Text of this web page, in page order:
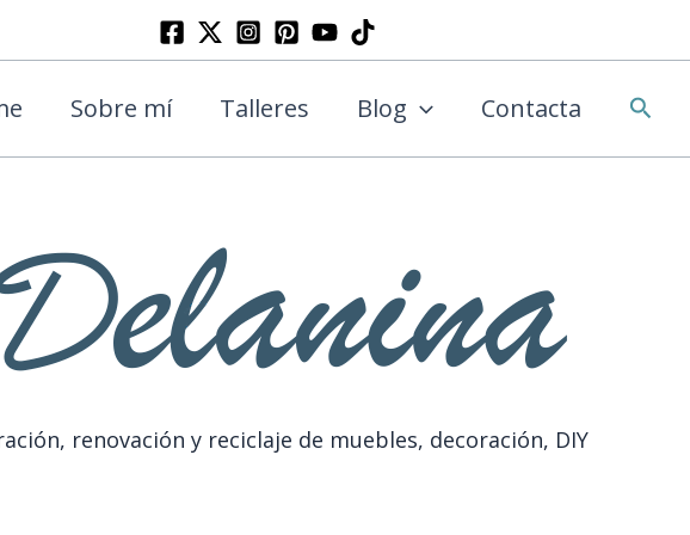
Sobre mí Talleres Blog Contacta Buscar
renovación y reciclaje de muebles, decoración, DIY
Buscar